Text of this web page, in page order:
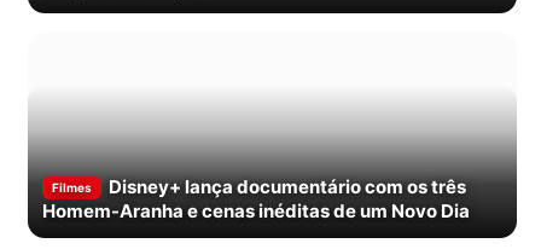
Filmes
Disney+ lança documentário com os três
Homem-Aranha e cenas inéditas de um Novo Dia